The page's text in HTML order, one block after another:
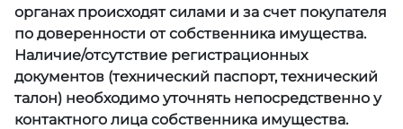
органах происходят силами и за счет покупателя
по доверенности от собственника имущества.
Наличие/отсутствие регистрационных
документов (технический паспорт, технический
талон) необходимо уточнять непосредственно у
контактного лица собственника имущества.